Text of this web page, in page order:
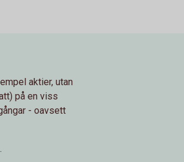
aktier, utan
på en viss
- oavsett
.